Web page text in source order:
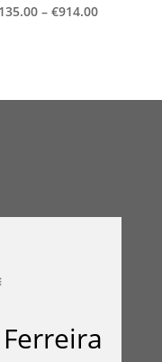
– €914.00Price
€914.00